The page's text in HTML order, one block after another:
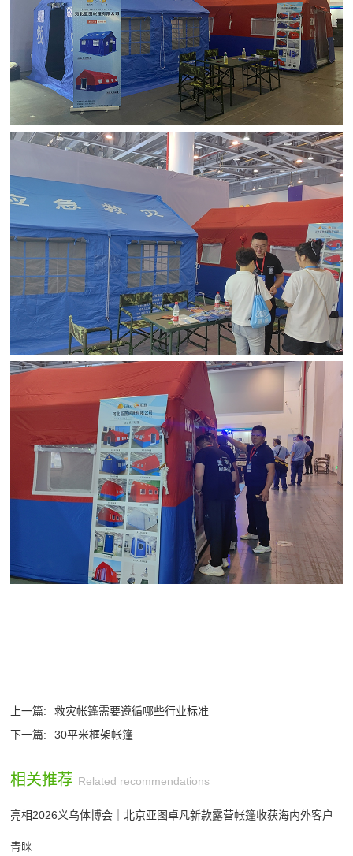
上一篇:
救灾帐篷需要遵循哪些行业标准
下一篇:
30平米框架帐篷
相关推荐 Related recommendations
亮相2026义乌体博会｜北京亚图卓凡新款露营帐篷收获海内外客户
青睐